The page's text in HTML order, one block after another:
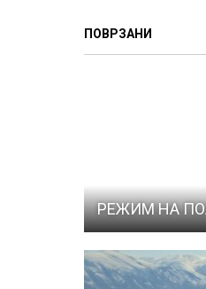
ПОВРЗАНИ
РЕЖИМ НА